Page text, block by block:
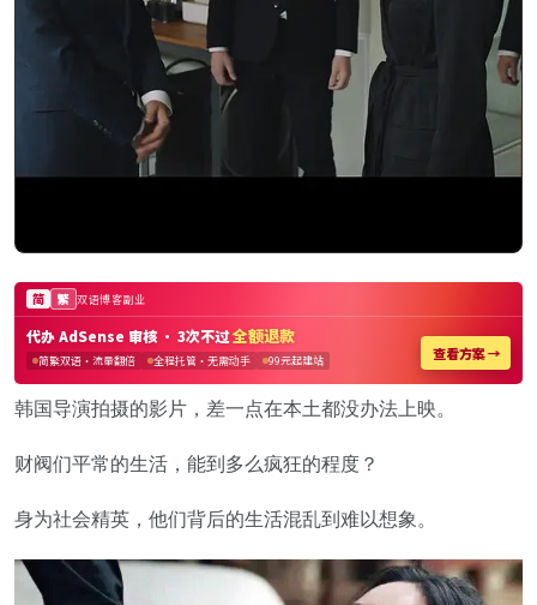
韩国导演拍摄的影片，差一点在本土都没办法上映。
财阀们平常的生活，能到多么疯狂的程度？
身为社会精英，他们背后的生活混乱到难以想象。